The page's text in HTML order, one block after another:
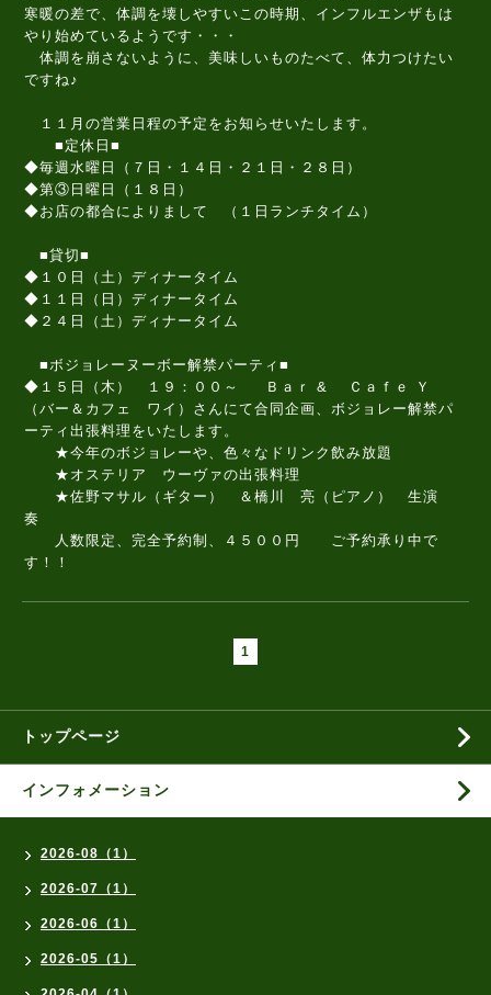
寒暖の差で、体調を壊しやすいこの時期、インフルエンザもは
やり始めているようです・・・
体調を崩さないように、美味しいものたべて、体力つけたい
ですね♪
１１月の営業日程の予定をお知らせいたします。
■定休日■
◆毎週水曜日（７日・１４日・２１日・２８日）
◆第③日曜日（１８日）
◆お店の都合によりまして （１日ランチタイム）
■貸切■
◆１０日（土）ディナータイム
◆１１日（日）ディナータイム
◆２４日（土）ディナータイム
■ボジョレーヌーボー解禁パーティ■
◆１５日（木） １９：００～ Ｂａｒ & Ｃａｆｅ Ｙ
（バー＆カフェ ワイ）さんにて合同企画、ボジョレー解禁パ
ーティ出張料理をいたします。
★今年のボジョレーや、色々なドリンク飲み放題
★オステリア ウーヴァの出張料理
★佐野マサル（ギター） ＆橋川 亮（ピアノ） 生演
奏
人数限定、完全予約制、４５００円 ご予約承り中で
す！！
1
トップページ
インフォメーション
2026-08（1）
2026-07（1）
2026-06（1）
2026-05（1）